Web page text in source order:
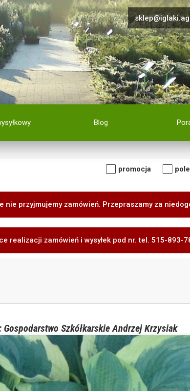
Blog
promocja
nie przyjmujemy zamówień. Przepraszamy za
realizacji zamówień i wysyłek pod nr. tel. 515-893-
Gospodarstwo Szkółkarskie Andrzej Krzysiak